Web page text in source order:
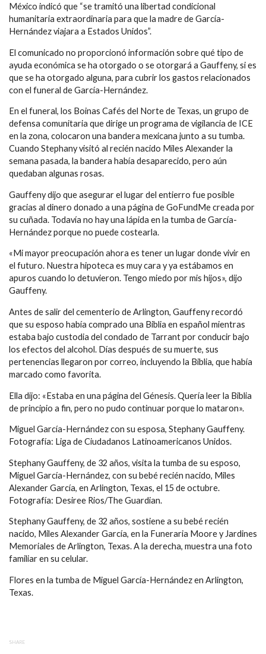
México indicó que “se tramitó una libertad condicional
humanitaria extraordinaria para que la madre de García-
Hernández viajara a Estados Unidos”.
El comunicado no proporcionó información sobre qué tipo de
ayuda económica se ha otorgado o se otorgará a Gauffeny, si es
que se ha otorgado alguna, para cubrir los gastos relacionados
con el funeral de García-Hernández.
En el funeral, los Boinas Cafés del Norte de Texas, un grupo de
defensa comunitaria que dirige un programa de vigilancia de ICE
en la zona, colocaron una bandera mexicana junto a su tumba.
Cuando Stephany visitó al recién nacido Miles Alexander la
semana pasada, la bandera había desaparecido, pero aún
quedaban algunas rosas.
Gauffeny dijo que asegurar el lugar del entierro fue posible
gracias al dinero donado a una página de GoFundMe creada por
su cuñada. Todavía no hay una lápida en la tumba de García-
Hernández porque no puede costearla.
«Mi mayor preocupación ahora es tener un lugar donde vivir en
el futuro. Nuestra hipoteca es muy cara y ya estábamos en
apuros cuando lo detuvieron. Tengo miedo por mis hijos», dijo
Gauffeny.
Antes de salir del cementerio de Arlington, Gauffeny recordó
que su esposo había comprado una Biblia en español mientras
estaba bajo custodia del condado de Tarrant por conducir bajo
los efectos del alcohol. Días después de su muerte, sus
pertenencias llegaron por correo, incluyendo la Biblia, que había
marcado como favorita.
Ella dijo: «Estaba en una página del Génesis. Quería leer la Biblia
de principio a fin, pero no pudo continuar porque lo mataron».
Miguel García-Hernández con su esposa, Stephany Gauffeny.
Fotografía: Liga de Ciudadanos Latinoamericanos Unidos.
Stephany Gauffeny, de 32 años, visita la tumba de su esposo,
Miguel García-Hernández, con su bebé recién nacido, Miles
Alexander García, en Arlington, Texas, el 15 de octubre.
Fotografía: Desiree Rios/The Guardian.
Stephany Gauffeny, de 32 años, sostiene a su bebé recién
nacido, Miles Alexander García, en la Funeraria Moore y Jardines
Memoriales de Arlington, Texas. A la derecha, muestra una foto
familiar en su celular.
Flores en la tumba de Miguel García-Hernández en Arlington,
Texas.
SHARE